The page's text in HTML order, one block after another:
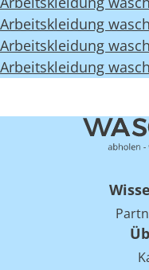
Arbeitskleidung
Arbeitskleidung
Arbeitskleidung